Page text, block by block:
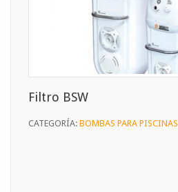
Filtro BSW
CATEGORÍA: BOMBAS PARA PISCINAS